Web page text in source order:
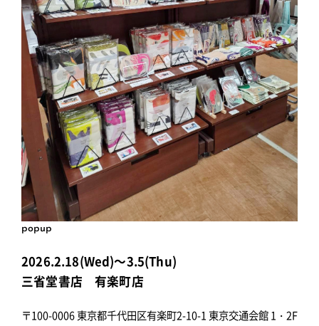
popup
2026.2.18(Wed)～3.5(Thu)
三省堂書店 有楽町店
〒100-0006 東京都千代田区有楽町2-10-1 東京交通会館 1・2F